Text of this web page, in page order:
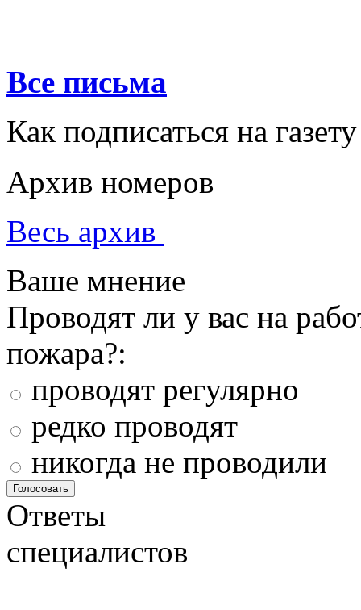
Все письма
Как подписаться на газету
Архив номеров
Весь архив
Ваше мнение
Проводят ли у вас на
пожара?:
проводят регулярно
редко проводят
никогда не проводили
Ответы
специалистов